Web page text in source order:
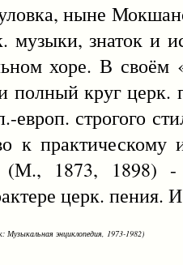
ныне
знаток и
хоре. В своём
круг церк.
строгого
к практическому
(М., 1873, 1898) -
церк.
Музыкальная энциклопедия, 1973-1982)